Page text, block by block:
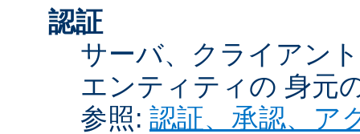
認証
サーバ、クライアン
エンティティの 身元
参照: 認証、承認、ア